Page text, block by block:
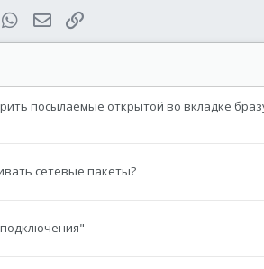
WhatsAppЭлектронная почта
посылаемые открытой во вкладке
сетевые пакеты?